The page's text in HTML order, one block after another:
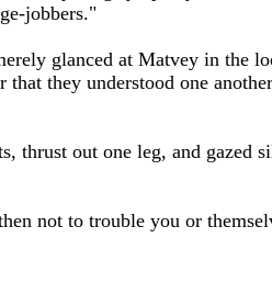
jobbers."
glanced at Matvey in the
they understood one
thrust out one leg, and gazed
not to trouble you or